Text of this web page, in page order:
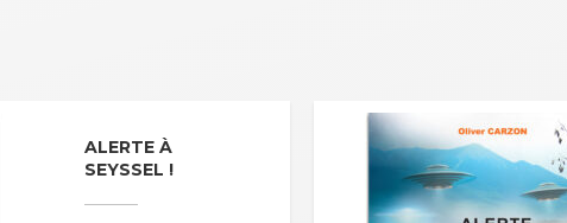
ALERTE À
SEYSSEL !